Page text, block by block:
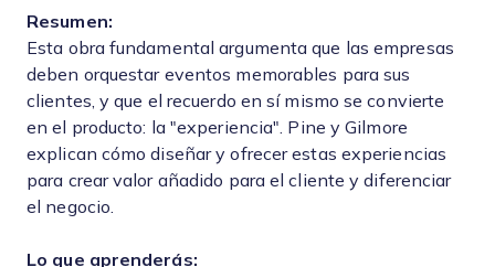
Resumen:
Esta obra fundamental argumenta que las empresas
deben orquestar eventos memorables para sus
clientes, y que el recuerdo en sí mismo se convierte
en el producto: la "experiencia". Pine y Gilmore
explican cómo diseñar y ofrecer estas experiencias
para crear valor añadido para el cliente y diferenciar
el negocio.
Lo que aprenderás: